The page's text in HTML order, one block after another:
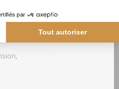
plus fraiches, votre colis